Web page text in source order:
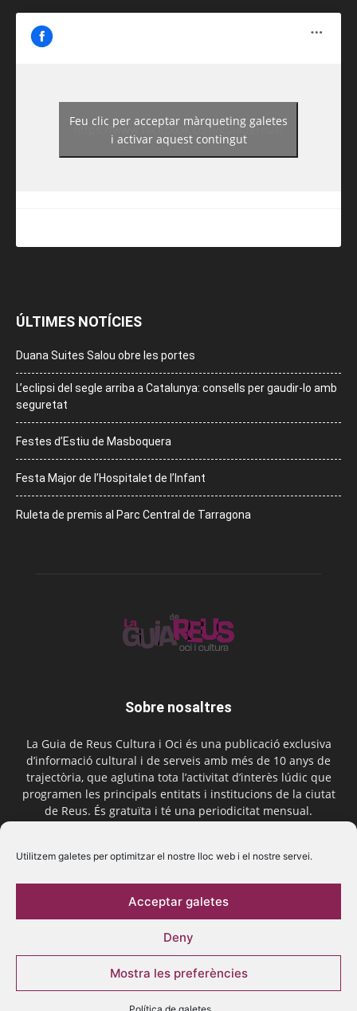
Utilitzem galetes per optimitzar el nostre lloc web i el nostre servei.
Acceptar galetes
Deny
Mostra les preferències
https://www.facebook.com/guiadereus/
Feu clic per acceptar màrqueting galetes
i activar aquest contingut
ÚLTIMES NOTÍCIES
Duana Suites Salou obre les portes
L’eclipsi del segle arriba a Catalunya: consells per gaudir-lo amb
seguretat
Festes d’Estiu de Masboquera
Festa Major de l’Hospitalet de l’Infant
Ruleta de premis al Parc Central de Tarragona
Sobre nosaltres
La Guia de Reus Cultura i Oci és una publicació exclusiva
d’informació cultural i de serveis amb més de 10 anys de
trajectòria, que aglutina tota l’activitat d’interès lúdic que
programen les principals entitats i institucions de la ciutat
de Reus. És gratuïta i té una periodicitat mensual.
Segueix-nos